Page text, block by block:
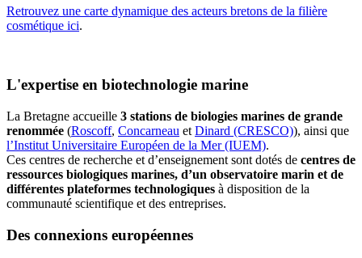
Retrouvez une carte dynamique des acteurs bretons de la filière
cosmétique ici.
L'expertise en biotechnologie marine
La Bretagne accueille 3 stations de biologies marines de grande
renommée (Roscoff, Concarneau et Dinard (CRESCO)), ainsi que
l’Institut Universitaire Européen de la Mer (IUEM).
Ces centres de recherche et d’enseignement sont dotés de centres de
ressources biologiques marines, d’un observatoire marin et de
différentes plateformes technologiques à disposition de la
communauté scientifique et des entreprises.
Des connexions européennes